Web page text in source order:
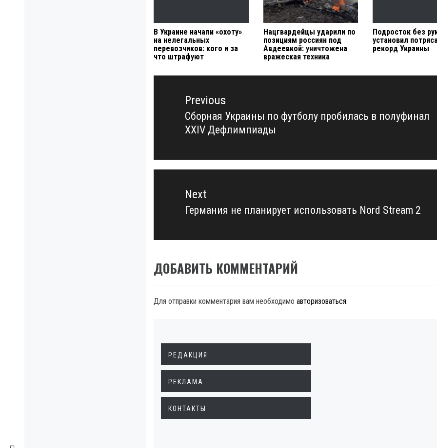
В Украине начали «охоту»
на нелегальных
перевозчиков: кого и за
что штрафуют
Нацгвардейцы ударили по
позициям россиян под
Авдеевкой: уничтожена
вражеская техника
Подросток без
установил
рекорд Украины
Навигация
записямPrevious
Previous
post:
Сборная Украины по футболу пробилась в полуфинал
XXIV Дефлимпиады
Next
Next
Германия не планирует использовать Nord Stream 2
ДОБАВИТЬ КОММЕНТАРИЙ
Для отправки комментария вам необходимо авторизоваться.
РЕДАКЦИЯ
РЕКЛАМА
КОНТАКТЫ